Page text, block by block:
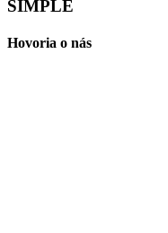
SIMPLE
Hovoria o nás